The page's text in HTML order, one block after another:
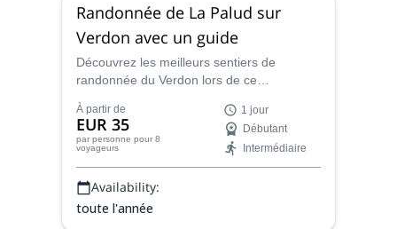
Randonnée de La Palud sur
Verdon avec un guide
Découvrez les meilleurs sentiers de
randonnée du Verdon lors de ce
avec Fabrice, un accompagnateur en
montagne UIMLA local. Vous allez adorer
le sud de la France !
À partir de
EUR 35
par personne pour 8
voyageurs
1 jour
Débutant
Intermédiaire
Availability:
toute l'année